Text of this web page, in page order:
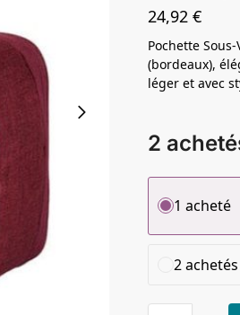
24,92€
Pochette
(bordeaux),
léger et avec
2
1 acheté
2